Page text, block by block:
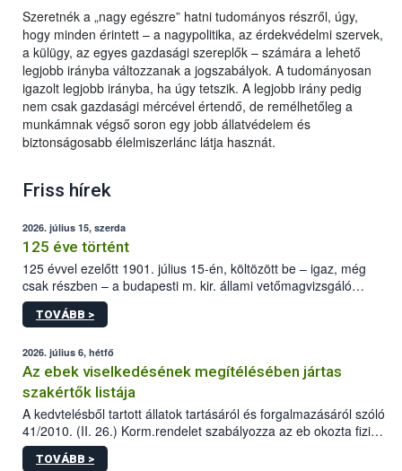
Szeretnék a „nagy egészre” hatni tudományos részről, úgy,
hogy minden érintett – a nagypolitika, az érdekvédelmi szervek,
a külügy, az egyes gazdasági szereplők – számára a lehető
legjobb irányba változzanak a jogszabályok. A tudományosan
igazolt legjobb irányba, ha úgy tetszik. A legjobb irány pedig
nem csak gazdasági mércével értendő, de remélhetőleg a
munkámnak végső soron egy jobb állatvédelem és
biztonságosabb élelmiszerlánc látja hasznát.
Friss hírek
2026. július 15, szerda
125 éve történt
125 évvel ezelőtt 1901. július 15-én, költözött be – igaz, még
csak részben – a budapesti m. kir. állami vetőmagvizsgáló
állomás a Kis Rókus utca 15. szám alatti, Czigler Győző által
tervezett új épületébe.
TOVÁBB >
2026. július 6, hétfő
Az ebek viselkedésének megítélésében jártas
szakértők listája
A kedvtelésből tartott állatok tartásáról és forgalmazásáról szóló
41/2010. (II. 26.) Korm.rendelet szabályozza az eb okozta fizikai
sérülés, illetve ennek veszélye keletkezésekor felmerülő
hatósági feladatokat, valamint a veszélyes eb tartását és annak
TOVÁBB >